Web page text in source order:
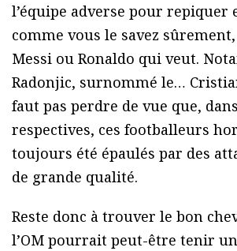
l’équipe adverse pour repiquer
comme vous le savez sûrement,
Messi ou Ronaldo qui veut.
Radonjic, surnommé le…
faut pas perdre de vue que,
respectives, ces footballeurs
toujours été épaulés par des
de grande qualité.
Reste donc à trouver le bon
l’OM pourrait peut-être tenir